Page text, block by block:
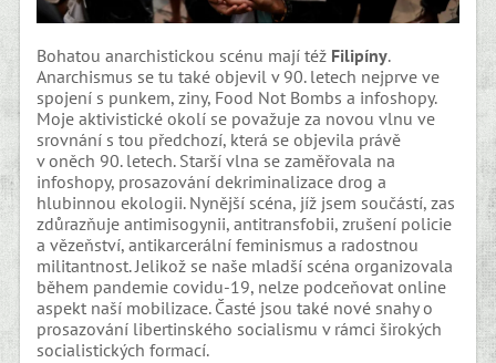
Bohatou anarchistickou scénu mají též Filipíny.
Anarchismus se tu také objevil v 90. letech nejprve ve
spojení s punkem, ziny, Food Not Bombs a infoshopy.
Moje aktivistické okolí se považuje za novou vlnu ve
srovnání s tou předchozí, která se objevila právě
v oněch 90. letech. Starší vlna se zaměřovala na
infoshopy, prosazování dekriminalizace drog a
hlubinnou ekologii. Nynější scéna, jíž jsem součástí, zas
zdůrazňuje antimisogynii, antitransfobii, zrušení policie
a vězeňství, antikarcerální feminismus a radostnou
militantnost. Jelikož se naše mladší scéna organizovala
během pandemie covidu-19, nelze podceňovat online
aspekt naší mobilizace. Časté jsou také nové snahy o
prosazování libertinského socialismu v rámci širokých
socialistických formací.